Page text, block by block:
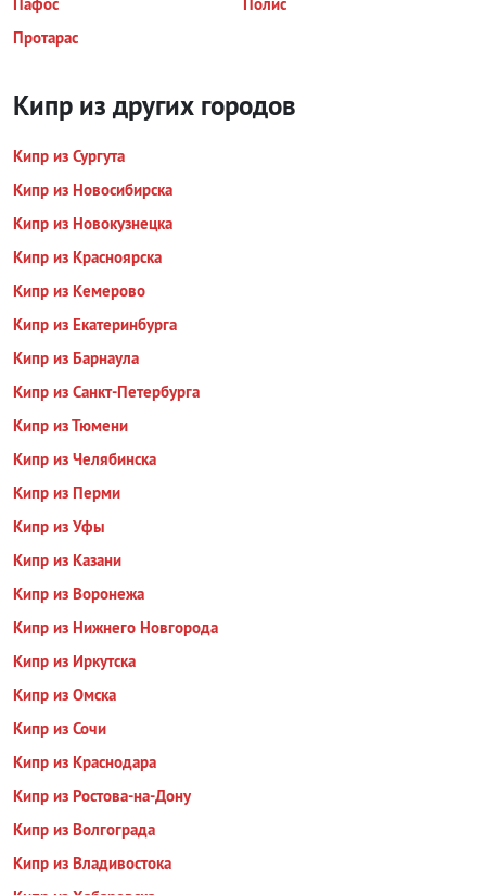
Протарас
Кипр из других городов
Кипр из Сургута
Кипр из Новосибирска
Кипр из Новокузнецка
Кипр из Красноярска
Кипр из Кемерово
Кипр из Екатеринбурга
Кипр из Барнаула
Кипр из Санкт-Петербурга
Кипр из Тюмени
Кипр из Челябинска
Кипр из Перми
Кипр из Уфы
Кипр из Казани
Кипр из Воронежа
Кипр из Нижнего Новгорода
Кипр из Иркутска
Кипр из Омска
Кипр из Сочи
Кипр из Краснодара
Кипр из Ростова-на-Дону
Кипр из Волгограда
Кипр из Владивостока